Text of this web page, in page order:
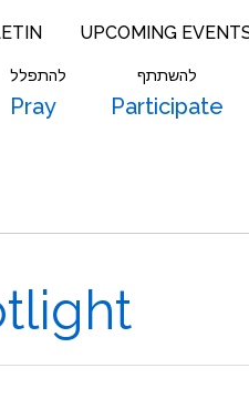
UPCOMING
להתפלל
Pray
להשתתף
Participate